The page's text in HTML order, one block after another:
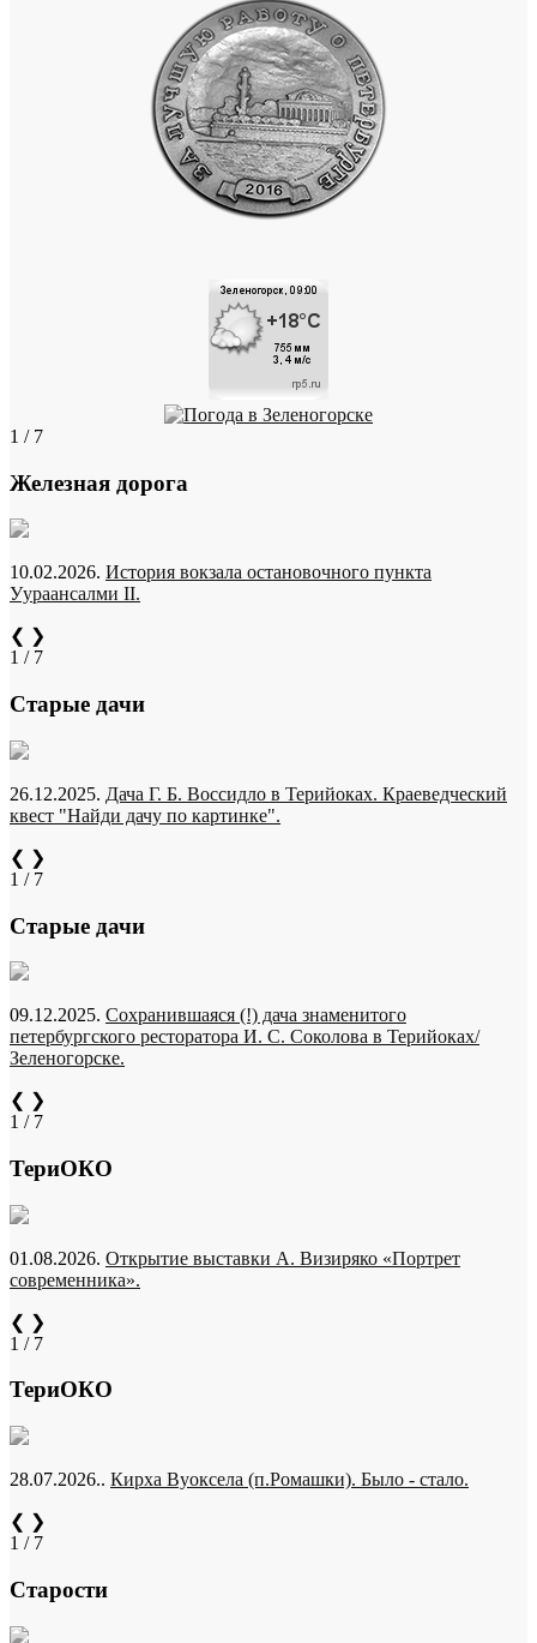
1 / 7
Железная дорога
10.02.2026. История вокзала остановочного пункта
Уураансалми II.
❮ ❯
1 / 7
Старые дачи
26.12.2025. Дача Г. Б. Воссидло в Терийоках. Краеведческий
квест "Найди дачу по картинке".
❮ ❯
1 / 7
Старые дачи
09.12.2025. Сохранившаяся (!) дача знаменитого
петербургского ресторатора И. С. Соколова в Терийоках/
Зеленогорске.
❮ ❯
1 / 7
ТериОКО
01.08.2026. Открытие выставки А. Визиряко «Портрет
современника».
❮ ❯
1 / 7
ТериОКО
28.07.2026.. Кирха Вуоксела (п.Ромашки). Было - стало.
❮ ❯
1 / 7
Старости